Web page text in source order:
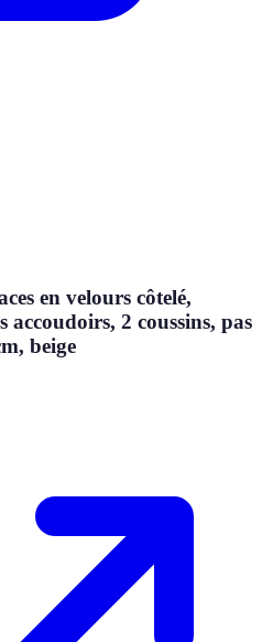
en velours côtelé,
accoudoirs, 2 coussins, pas
beige